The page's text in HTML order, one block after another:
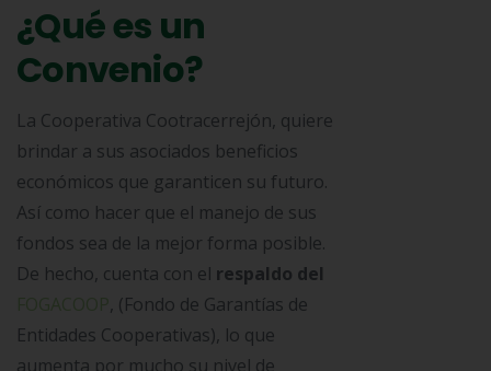
¿Qué es un
Convenio?
La Cooperativa Cootracerrejón, quiere
brindar a sus asociados beneficios
económicos que garanticen su futuro.
Así como hacer que el manejo de sus
fondos sea de la mejor forma posible.
De hecho, cuenta con el respaldo del
, (Fondo de Garantías de
Entidades Cooperativas), lo que
aumenta por mucho su nivel de